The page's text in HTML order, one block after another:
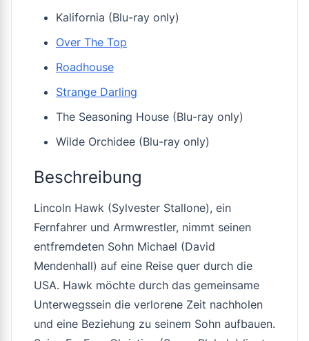
Kalifornia (Blu-ray only)
Over The Top
Roadhouse
Strange Darling
The Seasoning House (Blu-ray only)
Wilde Orchidee (Blu-ray only)
Beschreibung
Lincoln Hawk (Sylvester Stallone), ein
Fernfahrer und Armwrestler, nimmt seinen
entfremdeten Sohn Michael (David
Mendenhall) auf eine Reise quer durch die
USA. Hawk möchte durch das gemeinsame
Unterwegssein die verlorene Zeit nachholen
und eine Beziehung zu seinem Sohn aufbauen.